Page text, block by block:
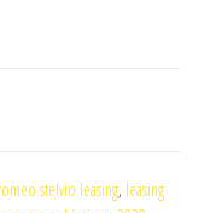
stelvio leasing, leasing